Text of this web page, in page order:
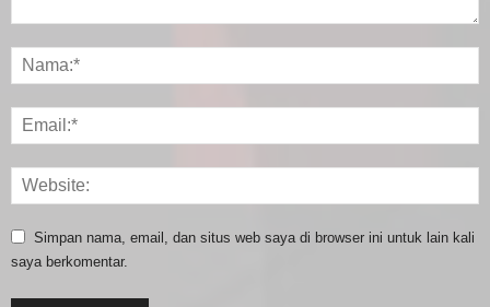
Simpan nama, email, dan situs web saya di browser ini untuk lain kali
saya berkomentar.